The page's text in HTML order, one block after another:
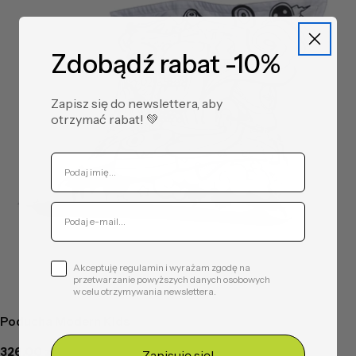
Poducha Modern Kids
Cena
326,00 zł
Zdobądź rabat -10%
Zapisz się do newslettera, aby
otrzymać rabat! ​💚
Akceptuję regulamin i wyrażam zgodę na
przetwarzanie powyższych danych osobowych
w celu otrzymywania newslettera.